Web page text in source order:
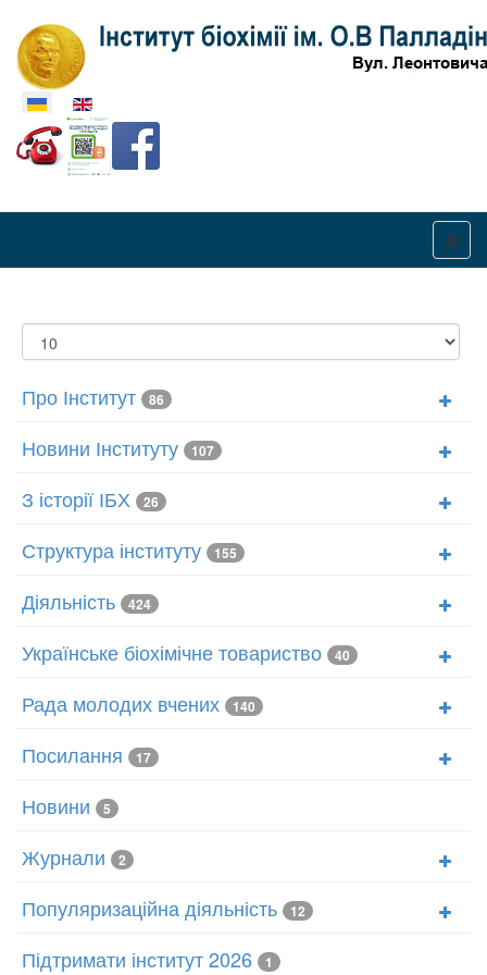
Оберіть свою мову
Показувати
Про Інститут 86
Новини Інституту 107
З історії ІБХ 26
Структура інституту 155
Діяльність 424
Українське біохімічне товариство 40
Рада молодих вчених 140
Посилання 17
Новини 5
Журнали 2
Популяризаційна діяльність 12
Підтримати інститут 2026 1